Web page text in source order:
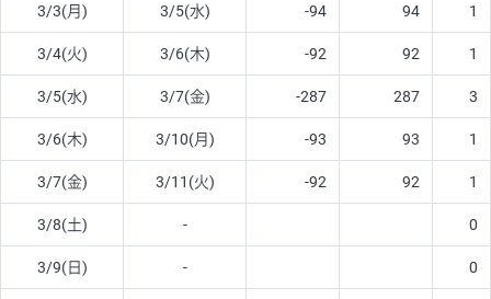
3/3(月) 3/5(水) -94 94 1
3/4(火) 3/6(木) -92 92 1
3/5(水) 3/7(金) -287 287 3
3/6(木) 3/10(月) -93 93 1
3/7(金) 3/11(火) -92 92 1
3/8(土) - 0
3/9(日) - 0